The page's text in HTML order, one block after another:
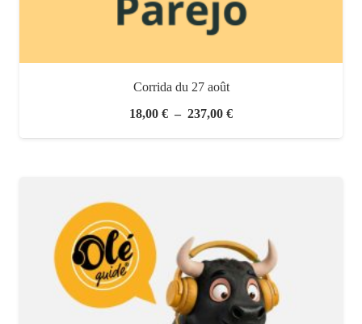
Corrida du 27 août
18,00 € – 237,00 €Plage
de